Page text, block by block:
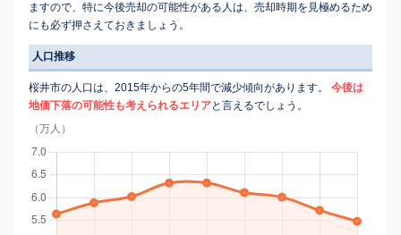
ますので、特に今後売却の可能性がある人は、売却時期を見極めるため
にも必ず押さえておきましょう。
人口推移
桜井市の人口は、2015年からの5年間で減少傾向があります。
今後は
地価下落の可能性も考えられるエリアと言えるでしょう。
（万人）